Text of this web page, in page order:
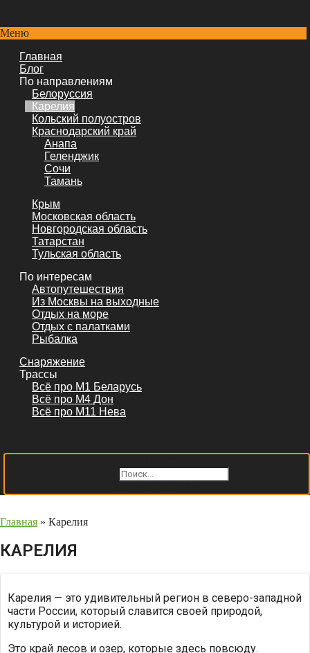
Меню
Главная
Блог
По направлениям
Белоруссия
Карелия
Кольский полуостров
Краснодарский край
Анапа
Геленджик
Сочи
Тамань
Крым
Московская область
Новгородская область
Татарстан
Тульская область
По интересам
Автопутешествия
Из Москвы на выходные
Отдых на море
Отдых с палатками
Рыбалка
Снаряжение
Трассы
Всё про М1 Беларусь
Всё про М4 Дон
Всё про М11 Нева
Главная » Карелия
КАРЕЛИЯ
Карелия — это удивительный регион в северо-западной
части России, который славится своей природой,
культурой и историей.
Это край лесов и озер, которые здесь повсюду.